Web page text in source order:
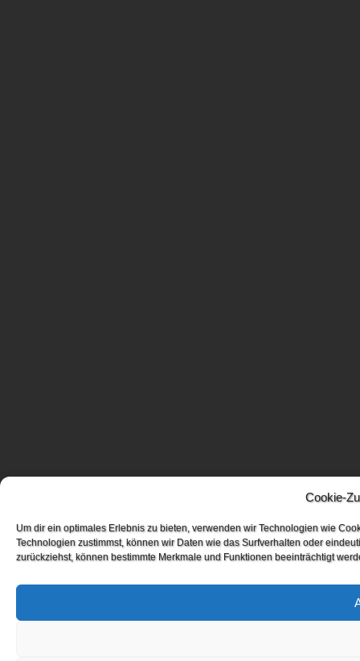
Cookie-
Um dir ein optimales Erlebnis zu bieten, verwenden wir Technologien wie
Technologien zustimmst, können wir Daten wie das Surfverhalten oder
zurückziehst, können bestimmte Merkmale und Funktionen beeinträchtigt